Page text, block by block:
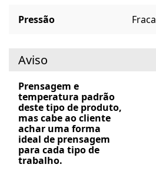
Pressão Fraca
Aviso
Prensagem e
temperatura padrão
deste tipo de produto,
mas cabe ao cliente
achar uma forma
ideal de prensagem
para cada tipo de
trabalho.